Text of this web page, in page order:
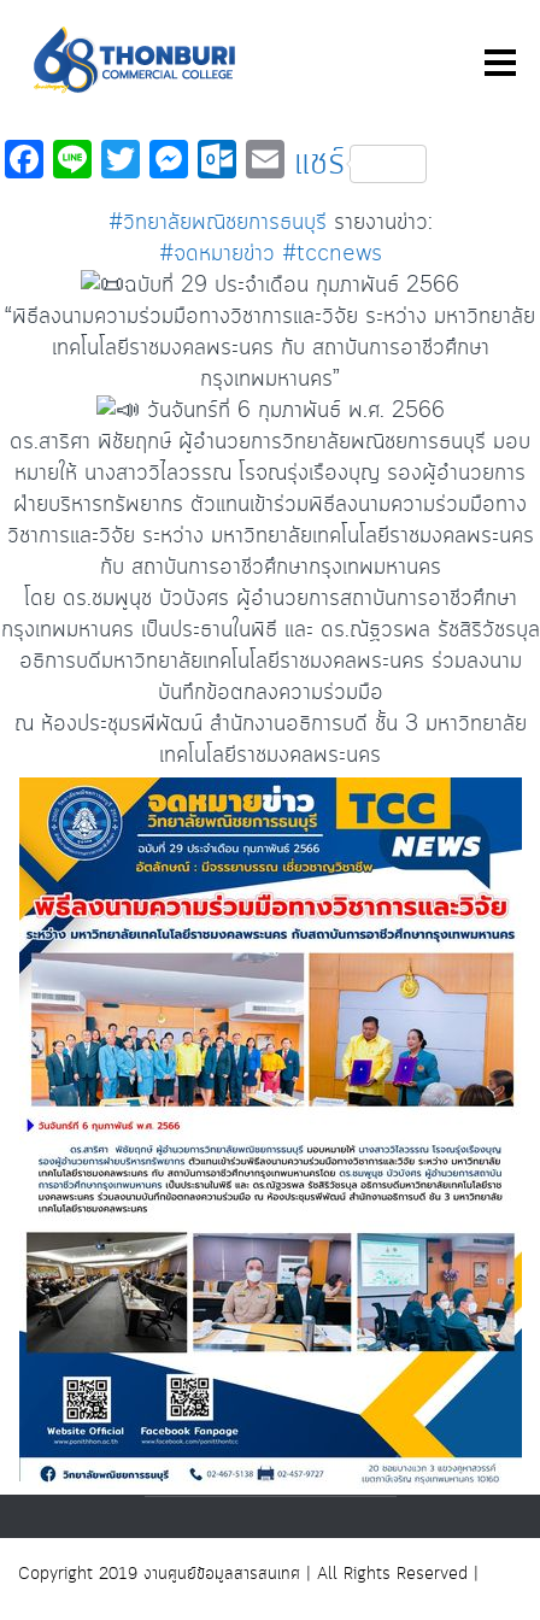
Fa
o
o
Li
e
T
tt
er
M
se
n
ge
r
O
lo
o
k.
c
o
m
E
ail
แชร์
#วิทยาลัยพณิชยการธนบุรี รายงานข่าว:
#จดหมายข่าว #tccnews
ฉบับที่ 29 ประจำเดือน กุมภาพันธ์ 2566
“พิธีลงนามความร่วมมือทางวิชาการและวิจัย ระหว่าง มหาวิทยาลัย
เทคโนโลยีราชมงคลพระนคร กับ สถาบันการอาชีวศึกษา
กรุงเทพมหานคร”
วันจันทร์ที่ 6 กุมภาพันธ์ พ.ศ. 2566
ดร.สาริศา พิชัยฤกษ์ ผู้อำนวยการวิทยาลัยพณิชยการธนบุรี มอบ
หมายให้ นางสาววิไลวรรณ โรจณรุ่งเรืองบุญ รองผู้อำนวยการ
ฝ่ายบริหารทรัพยากร ตัวแทนเข้าร่วมพิธีลงนามความร่วมมือทาง
วิชาการและวิจัย ระหว่าง มหาวิทยาลัยเทคโนโลยีราชมงคลพระนคร
กับ สถาบันการอาชีวศึกษากรุงเทพมหานคร
โดย ดร.ชมพูนุช บัวบังศร ผู้อำนวยการสถาบันการอาชีวศึกษา
กรุงเทพมหานคร เป็นประธานในพิธี และ ดร.ณัฐวรพล รัชสิริวัชรบุล
อธิการบดีมหาวิทยาลัยเทคโนโลยีราชมงคลพระนคร ร่วมลงนาม
บันทึกข้อตกลงความร่วมมือ
ณ ห้องประชุมรพีพัฒน์ สำนักงานอธิการบดี ชั้น 3 มหาวิทยาลัย
เทคโนโลยีราชมงคลพระนคร
Copyright 2019 งานศูนย์ข้อมูลสารสนเทศ | All Rights Reserved |